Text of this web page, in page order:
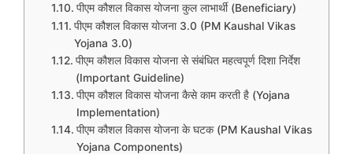
पीएम कौशल विकास योजना कुल लाभार्थी (Beneficiary)
पीएम कौशल विकास योजना 3.0 (PM Kaushal Vikas
Yojana 3.0)
पीएम कौशल विकास योजना से संबंधित महत्वपूर्ण दिशा निर्देश
(Important Guideline)
पीएम कौशल विकास योजना कैसे काम करती है (Yojana
Implementation)
पीएम कौशल विकास योजना के घटक (PM Kaushal Vikas
Yojana Components)